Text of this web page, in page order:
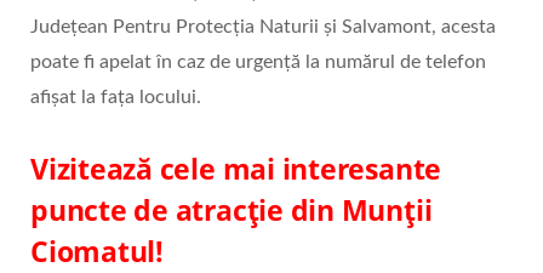
Județean Pentru Protecția Naturii și Salvamont, acesta
poate fi apelat în caz de urgență la numărul de telefon
afișat la fața locului.
Vizitează cele mai interesante
puncte de atracție din Munții
Ciomatul!